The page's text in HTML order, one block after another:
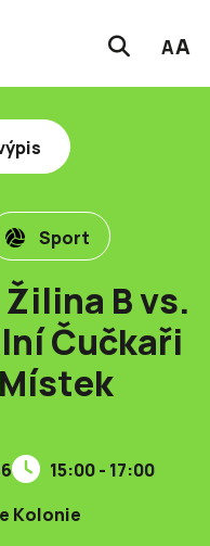
AA
Sport
B vs.
Čučkaři
15:00 - 17:00
Kolonie